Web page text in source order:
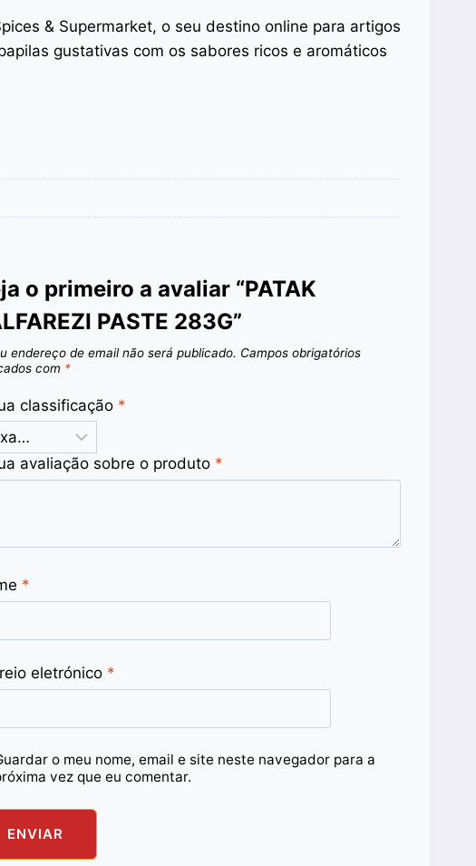
& Supermarket, o seu destino online para artigos
gustativas com os sabores ricos e aromáticos
o primeiro a avaliar “PATAK
PASTE 283G”
endereço de email não será publicado. Campos obrigatórios
com *
classificação *
avaliação sobre o produto *
*
eletrónico *
o meu nome, email e site neste navegador para a
vez que eu comentar.